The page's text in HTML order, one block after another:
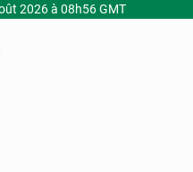
2026 à 08h56 GMT